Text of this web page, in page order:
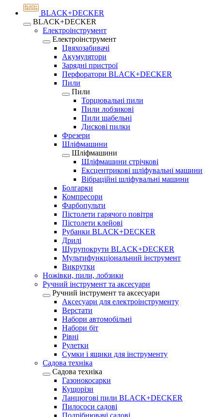
BLACK+DECKER
BLACK+DECKER
Електроінструмент
Електроінструмент
Цвяхозабивачі
Акумулятори
Зарядні пристрої
Перфоратори BLACK+DECKER
Пили
Пили
Торцювальні пили
Пили лобзикові
Пили шабельні
Дискові пилки
Фрезери
Шліфмашини
Шліфмашини
Шліфмашини стрічкові
Ексцентрикові шліфувальні машини
Вібраційні шліфувальні машини
Болгарки
Компресори
Фарбопульти
Пістолети гарячого повітря
Пістолети клейові
Рубанки BLACK+DECKER
Дрилі
Шурупокрути BLACK+DECKER
Мультифункціональний інструмент
Викрутки
Ножівки, пили, лобзики
Ручний інструмент та аксесуари
Ручний інструмент та аксесуари
Аксесуари для електроінструменту
Верстати
Набори автомобільні
Набори біт
Рівні
Рулетки
Сумки і ящики для інструменту
Садова техніка
Садова техніка
Газонокосарки
Кущорізи
Ланцюгові пили BLACK+DECKER
Пилососи садові
Подрібнювачі садові